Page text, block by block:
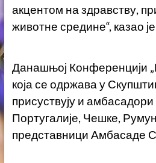
акцентом на здравству,
животне средине“, казао
Данашњој Конференцији
која се одржава у
присуствују и
Португалије, Чешке,
представници Амбасаде